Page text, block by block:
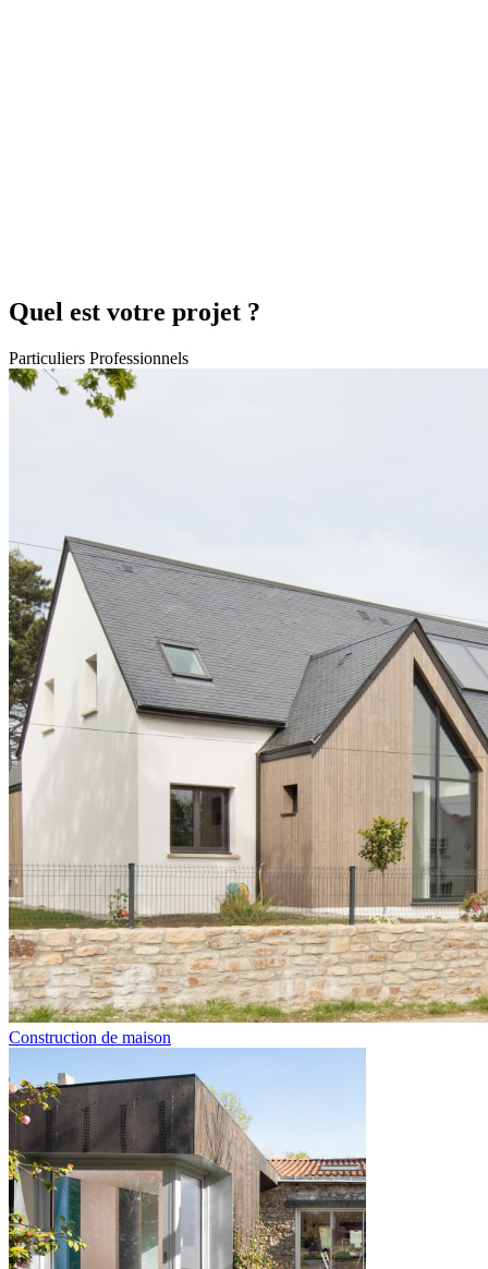
Quel est votre projet ?
Particuliers Professionnels
Construction de maison